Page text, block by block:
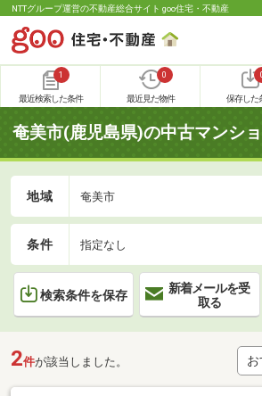
NTTグループ運営の不動産総合サイト goo住宅・不動産
1
最近検索した条件
0
最近見た物件 保存した
奄美市(鹿児島県)の中古マンシ
地域 奄美市
条件 指定なし
検索条件を保存
新着メールを受
取る
2件が該当しました。